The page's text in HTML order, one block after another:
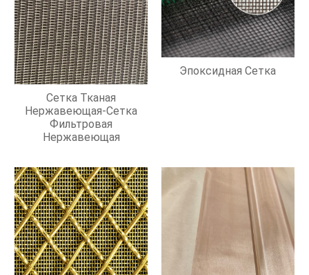
Сетка Тканая
Нержавеющая-Сетка
Фильтровая
Нержавеющая
Эпоксидная Сетка